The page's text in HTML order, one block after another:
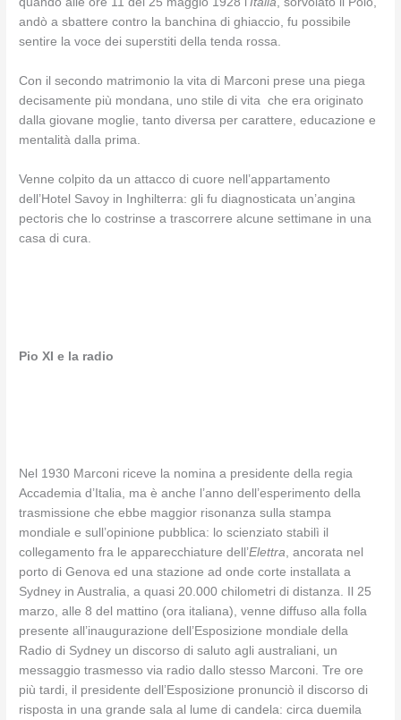
andò a sbattere contro la banchina di ghiaccio, fu possibile
sentire la voce dei superstiti della tenda rossa.
Con il secondo matrimonio la vita di Marconi prese una piega
decisamente più mondana, uno stile di vita che era originato
dalla giovane moglie, tanto diversa per carattere, educazione e
mentalità dalla prima.
Venne colpito da un attacco di cuore nell’appartamento
dell’Hotel Savoy in Inghilterra: gli fu diagnosticata un’angina
pectoris che lo costrinse a trascorrere alcune settimane in una
casa di cura.
Pio XI e la radio
Nel 1930 Marconi riceve la nomina a presidente della regia
Accademia d’Italia, ma è anche l’anno dell’esperimento della
trasmissione che ebbe maggior risonanza sulla stampa
mondiale e sull’opinione pubblica: lo scienziato stabilì il
collegamento fra le apparecchiature dell’Elettra, ancorata nel
porto di Genova ed una stazione ad onde corte installata a
Sydney in Australia, a quasi 20.000 chilometri di distanza. Il 25
marzo, alle 8 del mattino (ora italiana), venne diffuso alla folla
presente all’inaugurazione dell’Esposizione mondiale della
Radio di Sydney un discorso di saluto agli australiani, un
messaggio trasmesso via radio dallo stesso Marconi. Tre ore
più tardi, il presidente dell’Esposizione pronunciò il discorso di
risposta in una grande sala al lume di candela: circa duemila